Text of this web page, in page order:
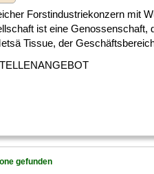
Forstindustriekonzern mit
ist eine Genossenschaft,
Tissue, der
gefunden